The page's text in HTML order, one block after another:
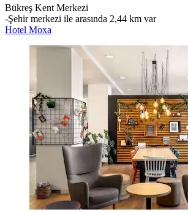
Bükreş Kent Merkezi
‐Şehir merkezi ile arasında 2,44 km var
Hotel Moxa